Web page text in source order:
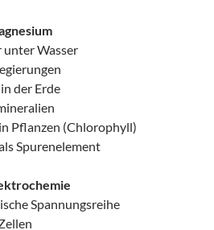
Wasser
der Erde
Pflanzen (Chlorophyll)
Spurenelement
Spannungsreihe